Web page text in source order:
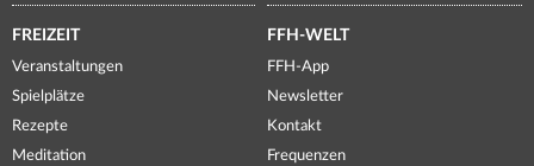
FREIZEIT
Veranstaltungen
Spielplätze
Rezepte
Meditation
FFH-WELT
FFH-App
Newsletter
Kontakt
Frequenzen